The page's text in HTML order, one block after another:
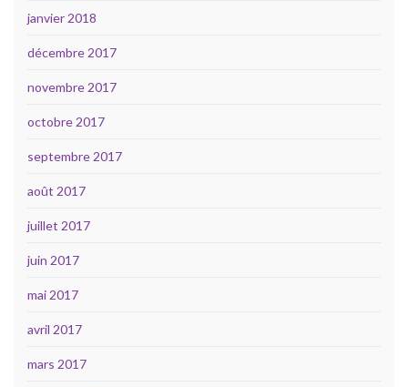
janvier 2018
décembre 2017
novembre 2017
octobre 2017
septembre 2017
août 2017
juillet 2017
juin 2017
mai 2017
avril 2017
mars 2017